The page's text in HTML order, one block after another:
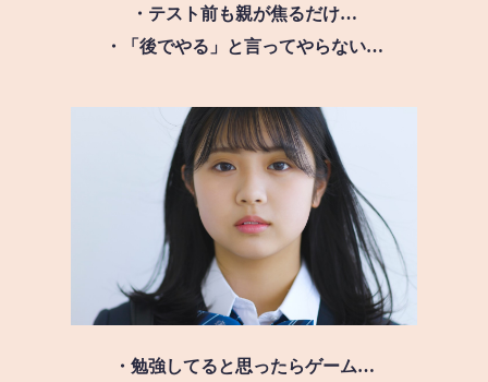
・テスト前も親が焦るだけ…
・「後でやる」と言ってやらない…
・勉強してると思ったらゲーム…